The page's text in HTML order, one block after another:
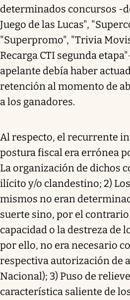
determinados concursos -
Juego de las Lucas",
"Superpromo", "Trivia
Recarga CTI segunda
apelante debía haber
retención al momento de
a los ganadores.
Al respecto, el recurrente
postura fiscal era errónea
La organización de dichos
ilícito y/o clandestino; 2)
mismos no eran
suerte sino, por el
capacidad o la destreza de
por ello, no era necesario
respectiva autorización de
Nacional); 3) Puso de
característica saliente de